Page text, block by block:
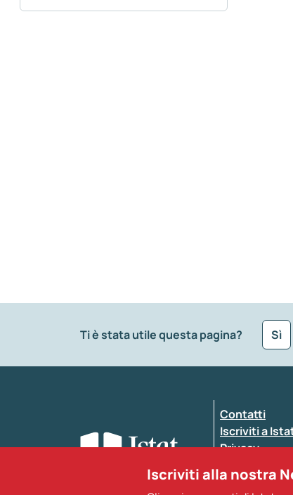
Ti è stata utile questa pagina? Sì
Inserisci il tuo commento
Contatti
Iscriviti a
Privacy
Iscriviti alla nostra